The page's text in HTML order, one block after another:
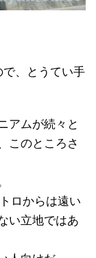
、とうてい手
アムが続々と
このところさ
ロからは遠い
い立地ではあ